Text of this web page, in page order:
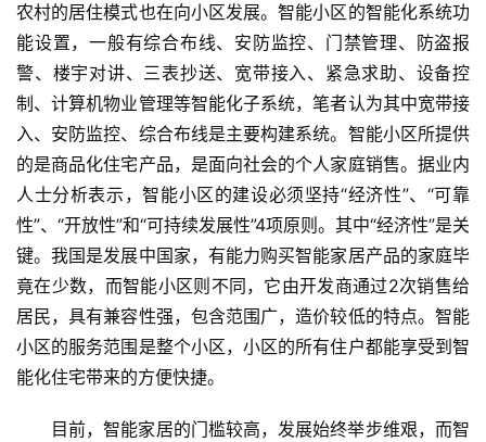
农村的居住模式也在向小区发展。智能小区的智能化系统功
能设置，一般有综合布线、安防监控、门禁管理、防盗报
警、楼宇对讲、三表抄送、宽带接入、紧急求助、设备控
制、计算机物业管理等智能化子系统，笔者认为其中宽带接
入、安防监控、综合布线是主要构建系统。智能小区所提供
的是商品化住宅产品，是面向社会的个人家庭销售。据业内
人士分析表示，智能小区的建设必须坚持“经济性”、“可靠
性”、“开放性”和“可持续发展性”4项原则。其中“经济性”是关
键。我国是发展中国家，有能力购买智能家居产品的家庭毕
竟在少数，而智能小区则不同，它由开发商通过2次销售给
居民，具有兼容性强，包含范围广，造价较低的特点。智能
小区的服务范围是整个小区，小区的所有住户都能享受到智
能化住宅带来的方便快捷。
目前，智能家居的门槛较高，发展始终举步维艰，而智